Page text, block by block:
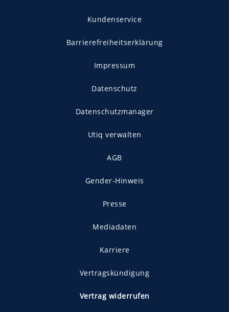
Kundenservice
Barrierefreiheitserklärung
Impressum
Datenschutz
Datenschutzmanager
Utiq verwalten
AGB
Gender-Hinweis
Presse
Mediadaten
Karriere
Vertragskündigung
Vertrag widerrufen